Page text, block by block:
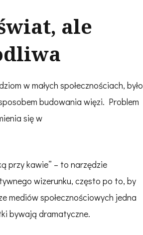
ale
w małych społecznościach, było
budowania więzi. Problem
się w
przy kawie” – to narzędzie
wizerunku, często po to, by
mediów społecznościowych jedna
bywają dramatyczne.